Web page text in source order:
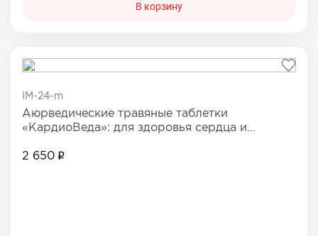
В корзину
IM-24-m
Аюрведические травяные таблетки
«КардиоВеда»: для здоровья сердца и
2 650